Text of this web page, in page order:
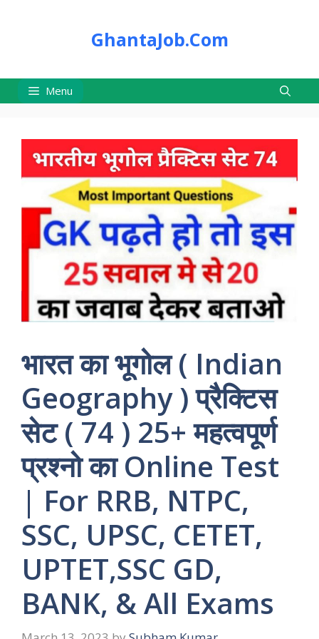
GhantaJob.Com
Menu
भारत का भूगोल ( Indian
Geography ) प्रैक्टिस
सेट ( 74 ) 25+ महत्वपूर्ण
प्रश्नो का Online Test
| For RRB, NTPC,
SSC, UPSC, CETET,
UPTET,SSC GD,
BANK, & All Exams